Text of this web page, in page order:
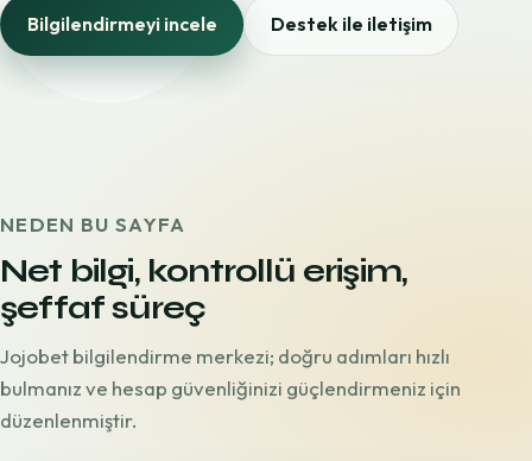
Bilgilendirmeyi incele Destek ile iletişim
NEDEN BU SAYFA
Net bilgi, kontrollü erişim,
şeffaf süreç
Jojobet bilgilendirme merkezi; doğru adımları hızlı
bulmanız ve hesap güvenliğinizi güçlendirmeniz için
düzenlenmiştir.